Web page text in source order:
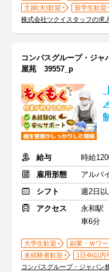
主婦(夫)歓迎
留学生歓迎
株式会社ツクイスタッフの求
コンパスグループ・ジ
屋苑 39557_p
給与
時給
雇用形態
アルバ
シフト
週2日
アクセス
永和駅
車6分
大学生歓迎 副業・Ｗワ
未経験者歓迎
1日4h以内
コンパスグループ・ジャパン